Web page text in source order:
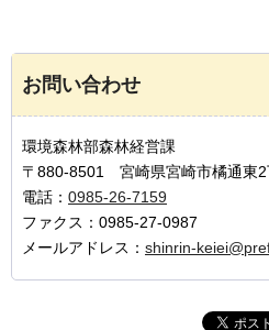
お問い合わせ
環境森林部森林経営課
〒880-8501 宮崎県宮崎市橘通東2
電話： 0985-26-7159
ファクス：0985-27-0987
メールアドレス： shinrin-